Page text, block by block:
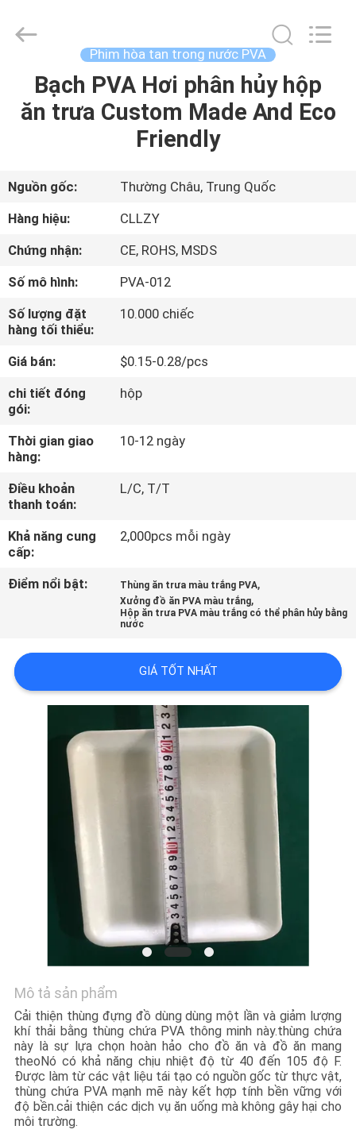
NHÀ
VỀ
CHÚNG
CHUYẾN
THAM
QUAN
NHÀ
KIỂM
SOÁT
CHẤT
LƯỢNG
YÊU
PRIVACY
Greencradleland
Macromolecule
Reserved.
Phim hòa tan trong nước PVA
Bạch PVA Hơi phân hủy hộp
ăn trưa Custom Made And Eco
Friendly
Nguồn gốc:
Thường Châu, Trung Quốc
Hàng hiệu:
CLLZY
Chứng nhận:
CE, ROHS, MSDS
Số mô hình:
PVA-012
Số lượng đặt
hàng tối thiểu:
10.000 chiếc
Giá bán:
$0.15-0.28/pcs
chi tiết đóng
gói:
hộp
Thời gian giao
hàng:
10-12 ngày
Điều khoản
thanh toán:
L/C, T/T
Khả năng cung
cấp:
2,000pcs mỗi ngày
Điểm nổi bật: Thùng ăn trưa màu trắng PVA,
Xưởng đồ ăn PVA màu trắng,
Hộp ăn trưa PVA màu trắng có thể phân hủy bằng
nước
GIÁ TỐT NHẤT
Mô tả sản phẩm
Cải thiện thùng đựng đồ dùng dùng một lần và giảm lượng
khí thải bằng thùng chứa PVA thông minh này.thùng chứa
này là sự lựa chọn hoàn hảo cho đồ ăn và đồ ăn mang
theoNó có khả năng chịu nhiệt độ từ 40 đến 105 độ F.
Được làm từ các vật liệu tái tạo có nguồn gốc từ thực vật,
thùng chứa PVA mạnh mẽ này kết hợp tính bền vững với
độ bền.cải thiện các dịch vụ ăn uống mà không gây hại cho
môi trường.